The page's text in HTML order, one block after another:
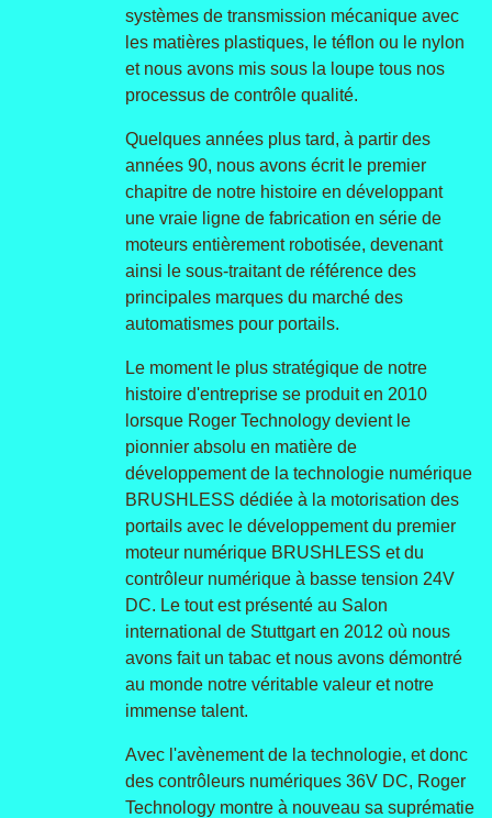
systèmes de transmission mécanique avec
les matières plastiques, le téflon ou le nylon
et nous avons mis sous la loupe tous nos
processus de contrôle qualité.
Quelques années plus tard, à partir des
années 90, nous avons écrit le premier
chapitre de notre histoire en développant
une vraie ligne de fabrication en série de
moteurs entièrement robotisée, devenant
ainsi le sous-traitant de référence des
principales marques du marché des
automatismes pour portails.
Le moment le plus stratégique de notre
histoire d'entreprise se produit en 2010
lorsque Roger Technology devient le
pionnier absolu en matière de
développement de la technologie numérique
BRUSHLESS dédiée à la motorisation des
portails avec le développement du premier
moteur numérique BRUSHLESS et du
contrôleur numérique à basse tension 24V
DC. Le tout est présenté au Salon
international de Stuttgart en 2012 où nous
avons fait un tabac et nous avons démontré
au monde notre véritable valeur et notre
immense talent.
Avec l'avènement de la technologie, et donc
des contrôleurs numériques 36V DC, Roger
Technology montre à nouveau sa suprématie